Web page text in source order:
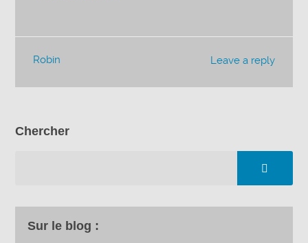
Leave a reply
Robin
Chercher
Sur le blog :